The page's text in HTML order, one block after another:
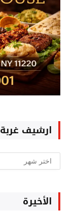
ارشيف غربة
ارشيف
غربة
الأخيرة